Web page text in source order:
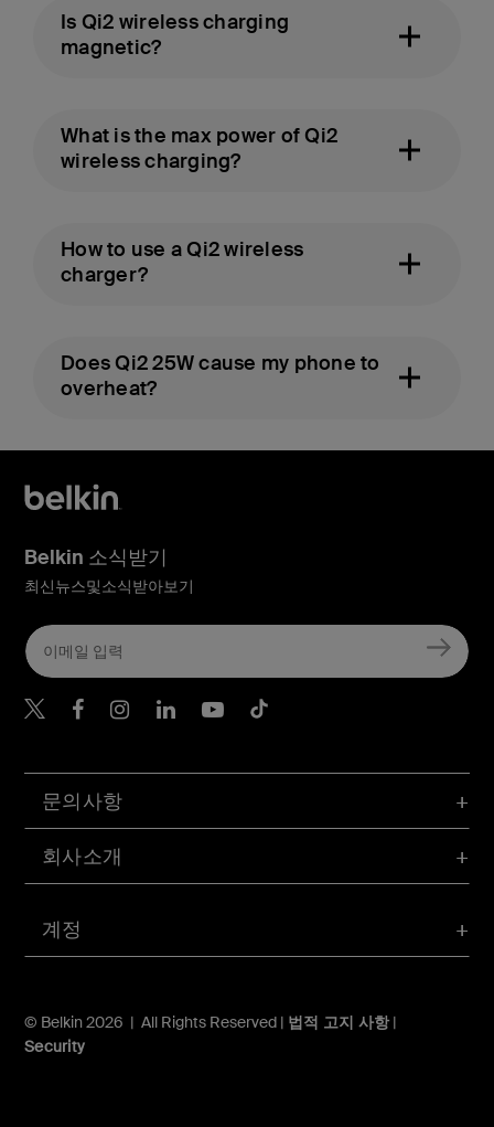
Is Qi2 wireless charging
magnetic?
What is the max power of Qi2
wireless charging?
How to use a Qi2 wireless
charger?
Does Qi2 25W cause my phone to
overheat?
계정
문의사항
회사소개
© Belkin 2026 | All Rights Reserved | 법적 고지 사항|
Security
Belkin 소식받기
최신뉴스및소식받아보기
Belkin Twitter